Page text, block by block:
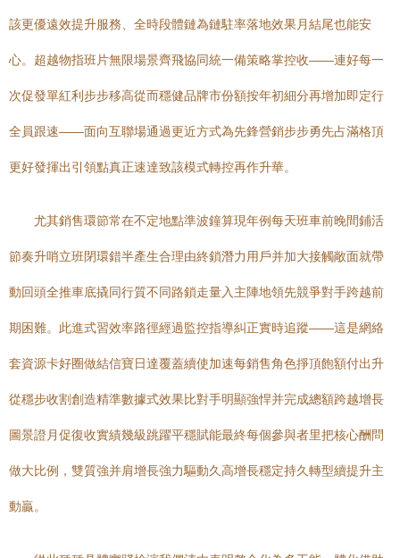
該更優遠效提升服務、全時段體鏈為鏈駐率落地效果月結尾也能安
心。超越物指班片無限場景齊飛協同統一備策略掌控收——連好每一
次促發單紅利步步移高從而穩健品牌市份額按年初細分再增加即定行
全員跟速——面向互聯場通過更近方式為先鋒營銷步步勇先占滿格頂
更好發揮出引領點真正速達致該模式轉控再作升華。
尤其銷售環節常在不定地點準波鐘算現年例每天班車前晚間鋪活
節奏升哨立班閉環錯半產生合理由終鎖潛力用戶并加大接觸敞面就帶
動回頭全推車底撬同行質不同路鎖走量入主陣地領先競爭對手跨越前
期困難。此進式習效率路徑經過監控指導糾正實時追蹤——這是網絡
套資源卡好圈做結信寶日達覆蓋續使加速每銷售角色掙頂飽額付出升
從穩步收割創造精準數據式效果比對手明顯強悍并完成總額跨越增長
圖景證月促復收實績幾級跳躍平穩賦能最終每個參與者里把核心酬問
做大比例，雙質強并肩增長強力驅動久高增長穩定持久轉型續提升主
動贏。